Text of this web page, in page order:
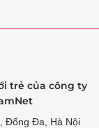
trẻ của công ty
Đống Đa, Hà Nội